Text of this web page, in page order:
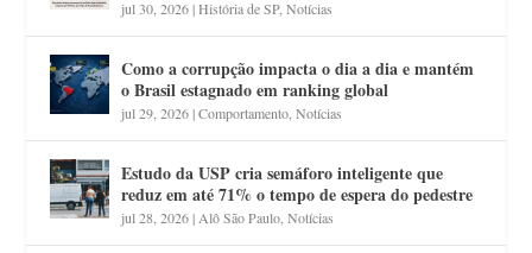
jul 30, 2026|História de SP,Notícias
Como a corrupção impacta o dia a dia e mantém
o Brasil estagnado em ranking global
jul 29, 2026|Comportamento ,Notícias
Estudo da USP cria semáforo inteligente que
reduz em até 71% o tempo de espera do pedestre
jul 28, 2026| Alô São Paulo ,Notícias